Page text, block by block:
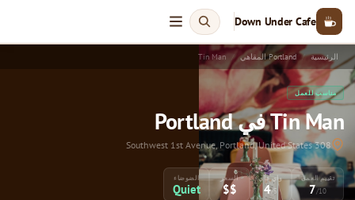
Down Under Cafe
الرئيسية Portland المقاهي Tin Man
مناسب للعمل
Tin Man في Portland
308 Southwest 1st Avenue, Portland, United States
تقييم العمل
7/10
واي فاي
4/5
السعر
$$
الضوضاء
Quiet